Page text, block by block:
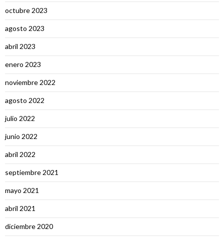
octubre 2023
agosto 2023
abril 2023
enero 2023
noviembre 2022
agosto 2022
julio 2022
junio 2022
abril 2022
septiembre 2021
mayo 2021
abril 2021
diciembre 2020